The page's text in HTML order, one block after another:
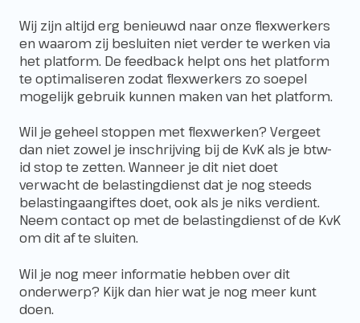
Wij zijn altijd erg benieuwd naar onze flexwerkers
en waarom zij besluiten niet verder te werken via
het platform. De feedback helpt ons het platform
te optimaliseren zodat flexwerkers zo soepel
mogelijk gebruik kunnen maken van het platform.
Wil je geheel stoppen met flexwerken? Vergeet
dan niet zowel je inschrijving bij de KvK als je btw-
id stop te zetten. Wanneer je dit niet doet
verwacht de belastingdienst dat je nog steeds
belastingaangiftes doet, ook als je niks verdient.
Neem contact op met de belastingdienst of de KvK
om dit af te sluiten.
Wil je nog meer informatie hebben over dit
onderwerp? Kijk dan hierwat je nog meer kunt
doen.